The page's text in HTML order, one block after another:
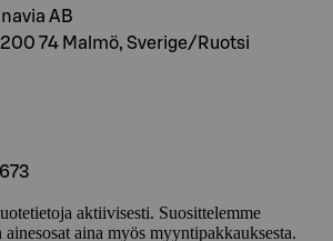
AB
74 Malmö, Sverige/Ruotsi
aktiivisesti. Suosittelemme
aina myös myyntipakkauksesta.